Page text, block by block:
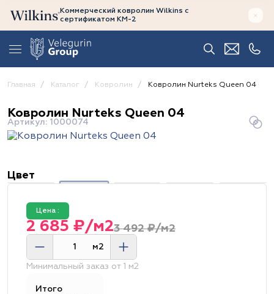
Коммерческий ковролин Wilkins с
сертификатом КМ-2
Главная Каталог Ковролин Ковролин Nurteks Queen 04
Ковролин Nurteks Queen 04
Артикул: 1000074
Цвет
Цена :
3 492 ₽/м2
2 685 ₽/м2
м2
Минимальный заказ от 1 м2
Итого